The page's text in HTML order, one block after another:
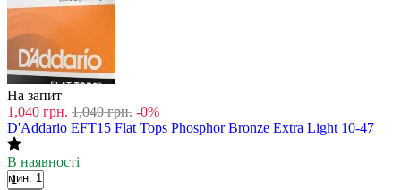
На запит
1,040 грн. 1,040 грн. -0%
D'Addario EFT15 Flat Tops Phosphor Bronze Extra Light 10-47
В наявності
мин. 1